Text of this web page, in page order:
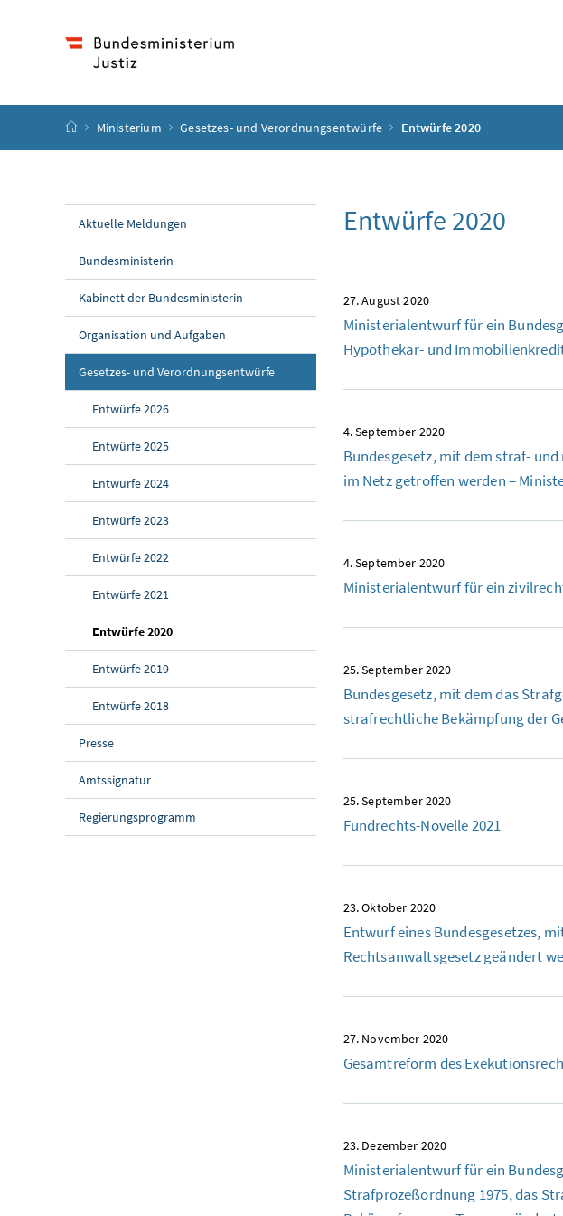
Startseite
Ministerium Gesetzes- und Verordnungsentwürfe Entwürfe 2020
Aktuelle Meldungen
Bundesministerin
Kabinett der Bundesministerin
Organisation und Aufgaben
Gesetzes- und Verordnungsentwürfe
Entwürfe 2026
Entwürfe 2025
Entwürfe 2024
Entwürfe 2023
Entwürfe 2022
Entwürfe 2021
Entwürfe 2020(aktuelle Seite)
Entwürfe 2019
Entwürfe 2018
Presse
Amtssignatur
Regierungsprogramm
Entwürfe 2020
27. August 2020
Ministerialentwurf für ein
Hypothekar- und
4. September 2020
Bundesgesetz, mit dem straf-
im Netz getroffen werden –
4. September 2020
Ministerialentwurf für ein
25. September 2020
Bundesgesetz, mit dem das
strafrechtliche Bekämpfung der
25. September 2020
Fundrechts-Novelle 2021
23. Oktober 2020
Entwurf eines Bundesgesetzes,
Rechtsanwaltsgesetz geändert
27. November 2020
Gesamtreform des
23. Dezember 2020
Ministerialentwurf für ein
Strafprozeßordnung 1975, das